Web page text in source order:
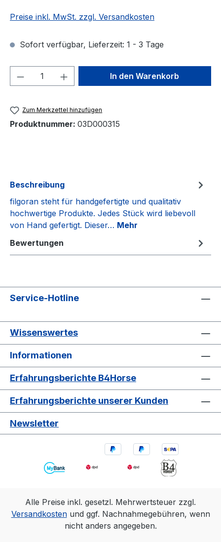
Preise inkl. MwSt. zzgl. Versandkosten
Sofort verfügbar, Lieferzeit: 1 - 3 Tage
Produkt Anzahl: Gib denIn den Warenkorb
Zum Merkzettel hinzufügen
Produktnummer: 03D000315
Beschreibung
filgoran steht für handgefertigte und qualitativ
hochwertige Produkte. Jedes Stück wird liebevoll
von Hand gefertigt. Dieser… Mehr
Bewertungen
Service-Hotline
Wissenswertes
Informationen
Erfahrungsberichte B4Horse
Erfahrungsberichte unserer Kunden
Newsletter
Alle Preise inkl. gesetzl. Mehrwertsteuer zzgl.
Versandkostenund ggf. Nachnahmegebühren, wenn
nicht anders angegeben.